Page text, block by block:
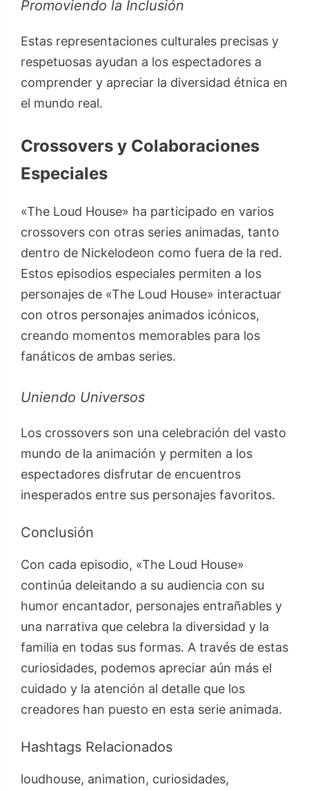
Promoviendo la Inclusión
Estas representaciones culturales precisas y
respetuosas ayudan a los espectadores a
comprender y apreciar la diversidad étnica en
el mundo real.
Crossovers y Colaboraciones
Especiales
«The Loud House» ha participado en varios
crossovers con otras series animadas, tanto
dentro de Nickelodeon como fuera de la red.
Estos episodios especiales permiten a los
personajes de «The Loud House» interactuar
con otros personajes animados icónicos,
creando momentos memorables para los
fanáticos de ambas series.
Uniendo Universos
Los crossovers son una celebración del vasto
mundo de la animación y permiten a los
espectadores disfrutar de encuentros
inesperados entre sus personajes favoritos.
Conclusión
Con cada episodio, «The Loud House»
continúa deleitando a su audiencia con su
humor encantador, personajes entrañables y
una narrativa que celebra la diversidad y la
familia en todas sus formas. A través de estas
curiosidades, podemos apreciar aún más el
cuidado y la atención al detalle que los
creadores han puesto en esta serie animada.
Hashtags Relacionados
loudhouse, animation, curiosidades,